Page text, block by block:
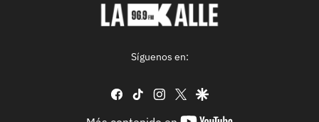
Síguenos en:
facebook
tiktok instagram
twittergoogle